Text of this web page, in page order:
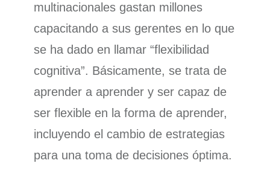
multinacionales gastan millones
capacitando a sus gerentes en lo que
se ha dado en llamar “flexibilidad
cognitiva”. Básicamente, se trata de
aprender a aprender y ser capaz de
ser flexible en la forma de aprender,
incluyendo el cambio de estrategias
para una toma de decisiones óptima.